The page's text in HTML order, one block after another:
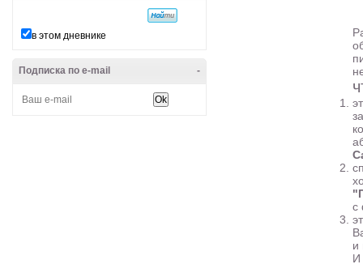
в этом дневнике
-
Подписка по e-mail
с
и
И